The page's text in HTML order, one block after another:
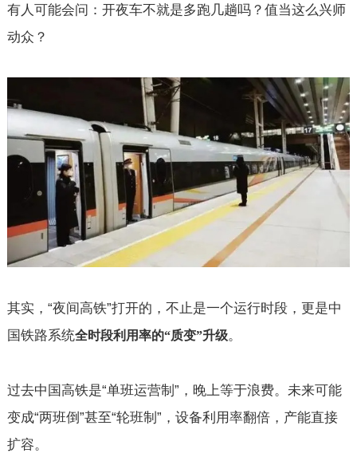
有人可能会问：开夜车不就是多跑几趟吗？值当这么兴师
动众？
其实，“夜间高铁”打开的，不止是一个运行时段，更是中
国铁路系统全时段利用率的“质变”升级。
过去中国高铁是“单班运营制”，晚上等于浪费。未来可能
变成“两班倒”甚至“轮班制”，设备利用率翻倍，产能直接
扩容。